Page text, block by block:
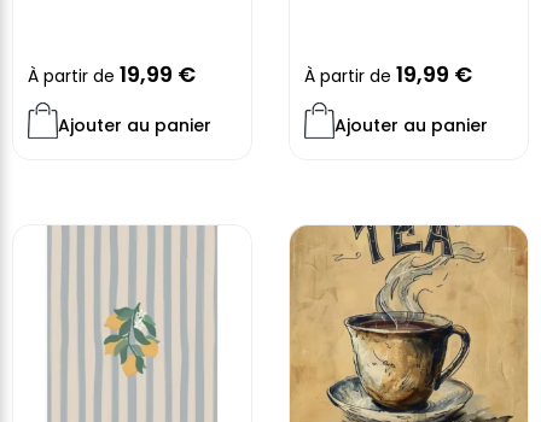
À partir de 19,99 €
Ajouter au panier
À partir de 19,99 €
Ajouter au panier